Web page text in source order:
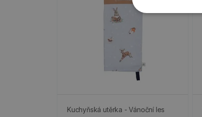
Kuchyňská utěrka - Vánoční les